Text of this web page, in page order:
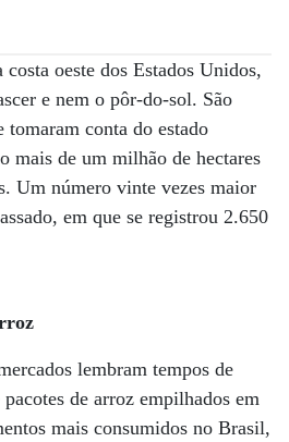
oeste dos Estados Unidos,
e nem o pôr-do-sol. São
conta do estado
mais de um milhão de hectares
Um número vinte vezes maior
em que se registrou 2.650
lembram tempos de
pacotes de arroz empilhados em
mais consumidos no Brasil,